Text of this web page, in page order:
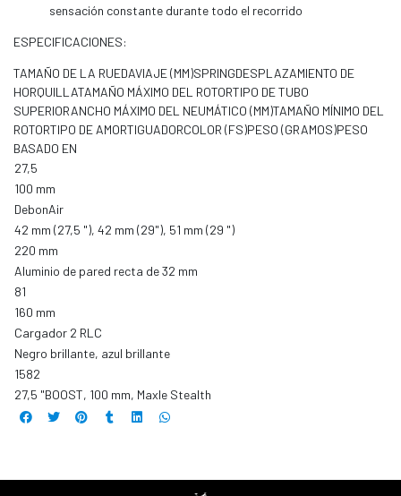
sensación constante durante todo el recorrido
ESPECIFICACIONES:
TAMAÑO DE LA RUEDAVIAJE (MM)SPRINGDESPLAZAMIENTO DE
HORQUILLATAMAÑO MÁXIMO DEL ROTORTIPO DE TUBO
SUPERIORANCHO MÁXIMO DEL NEUMÁTICO (MM)TAMAÑO MÍNIMO DEL
ROTORTIPO DE AMORTIGUADORCOLOR (FS)PESO (GRAMOS)PESO
BASADO EN
27,5
100 mm
DebonAir
42 mm (27,5 "), 42 mm (29"), 51 mm (29 ")
220 mm
Aluminio de pared recta de 32 mm
81
160 mm
Cargador 2 RLC
Negro brillante, azul brillante
1582
27,5 "BOOST, 100 mm, Maxle Stealth